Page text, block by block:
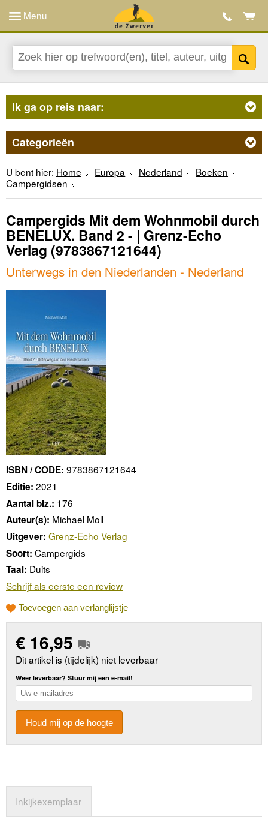
Menu
Ik ga op reis naar:
Categorieën
U bent hier: Home Europa Nederland
Boeken
Campergidsen
Campergids Mit dem Wohnmobil durch
BENELUX. Band 2 - | Grenz-Echo
Verlag (9783867121644)
Unterwegs in den Niederlanden - Nederland
ISBN / CODE: 9783867121644
Editie: 2021
Aantal blz.: 176
Auteur(s): Michael Moll
Uitgever: Grenz-Echo Verlag
Soort: Campergids
Taal: Duits
Schrijf als eerste een review
Toevoegen aan verlanglijstje
€ 16,95
Dit artikel is (tijdelijk) niet leverbaar
Weer leverbaar? Stuur mij een e-mail!
Houd mij op de hoogte
Inkijkexemplaar